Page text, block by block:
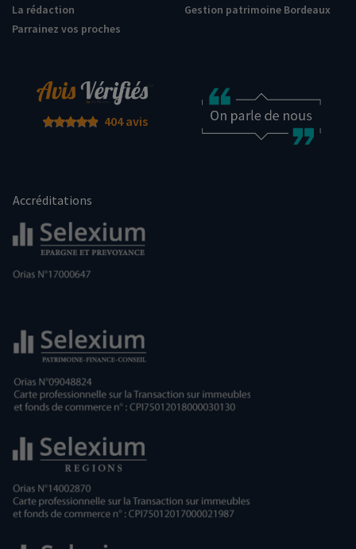
La rédaction
Parrainez vos proches
Gestion patrimoine Bordeaux
404 avis
Accréditations